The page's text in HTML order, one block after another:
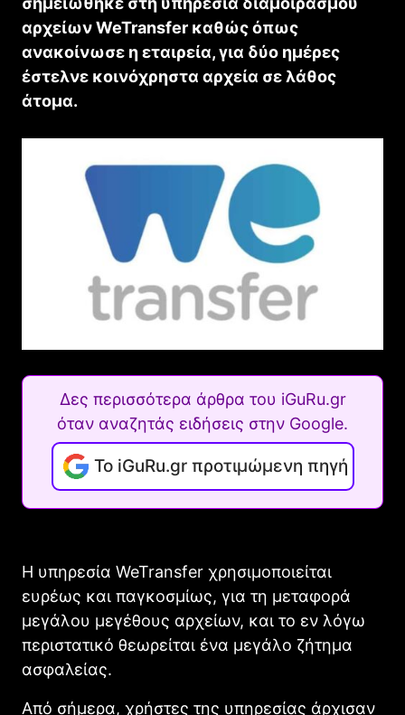
αρχείων WeTransfer καθώς όπως
ανακοίνωσε η εταιρεία, για δύο ημέρες
έστελνε κοινόχρηστα αρχεία σε λάθος
άτομα.
Δες περισσότερα άρθρα του iGuRu.gr
όταν αναζητάς ειδήσεις στην Google.
Το iGuRu.gr προτιμώμενη πηγή
Η υπηρεσία WeTransfer χρησιμοποιείται
ευρέως και παγκοσμίως, για τη μεταφορά
μεγάλου μεγέθους αρχείων, και το εν λόγω
περιστατικό θεωρείται ένα μεγάλο ζήτημα
ασφαλείας.
Από σήμερα, χρήστες της υπηρεσίας άρχισαν